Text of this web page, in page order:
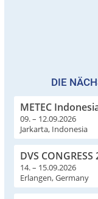
DIE
METEC
09. – 12.09.2026
Jarkarta, Indonesia
DVS CONGRESS
14. – 15.09.2026
Erlangen, Germany